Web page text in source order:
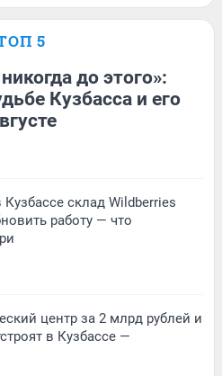
5
до этого»:
Кузбасса и его
склад Wildberries
работу — что
центр за 2 млрд рублей и
в Кузбассе —